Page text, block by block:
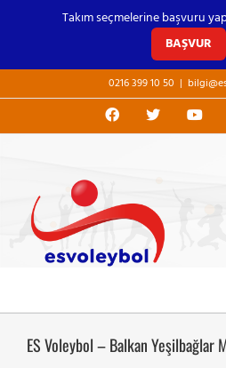
to
0216 399 10 50 |
Facebook
X
ES Voleybol – Balkan Yeşilbağlar
Takım seçmelerine başvuru
BAŞVUR